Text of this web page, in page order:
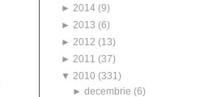
► 2014 (9)
► 2013 (6)
► 2012 (13)
► 2011 (37)
▼ 2010 (331 )
►decembrie (6)